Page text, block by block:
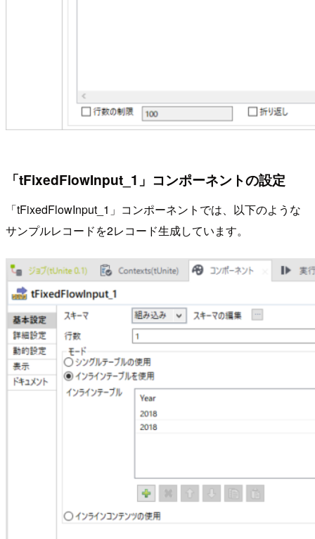
「tFixedFlowInput_1」コンポーネントの設定
「tFixedFlowInput_1」コンポーネントでは、以下のような
サンプルレコードを2レコード生成しています。